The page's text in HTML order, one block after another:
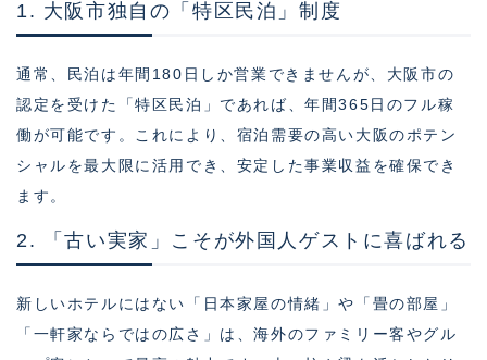
1. 大阪市独自の「特区民泊」制度
通常、民泊は年間180日しか営業できませんが、大阪市の
認定を受けた「特区民泊」であれば、年間365日のフル稼
働が可能です。これにより、宿泊需要の高い大阪のポテン
シャルを最大限に活用でき、安定した事業収益を確保でき
ます。
2. 「古い実家」こそが外国人ゲストに喜ばれる
新しいホテルにはない「日本家屋の情緒」や「畳の部屋」
「一軒家ならではの広さ」は、海外のファミリー客やグル